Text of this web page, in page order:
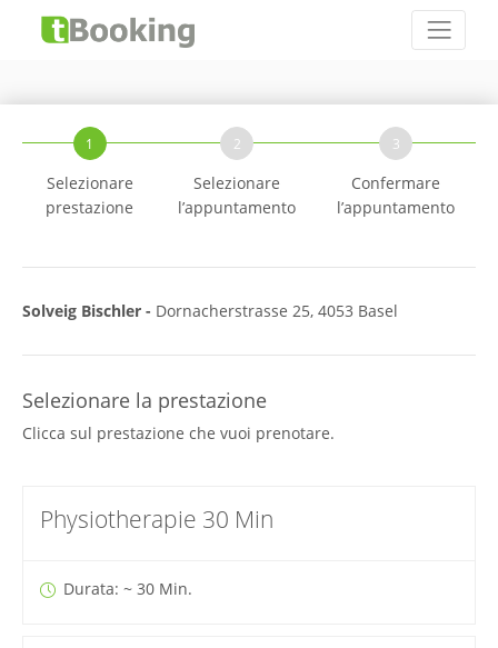
1
Selezionare
prestazione
2
Selezionare
l’appuntamento
3
Confermare
l’appuntamento
Solveig Bischler - Dornacherstrasse 25, 4053 Basel
Selezionare la prestazione
Clicca sul prestazione che vuoi prenotare.
Physiotherapie 30 Min
Durata: ~ 30 Min.